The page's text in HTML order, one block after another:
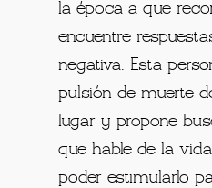
la época a que
encuentre
negativa. Esta
pulsión de muerte
lugar y propone
que hable de la
poder estimularlo